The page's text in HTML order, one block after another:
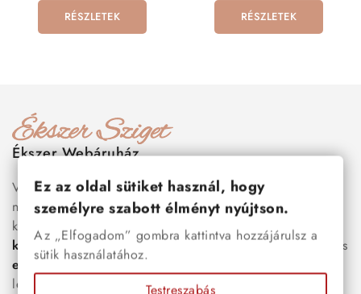
RÉSZLETEK RÉSZLETEK
Ékszer Webáruház
Válogass több száz prémium minőségű, stílusos és tartós
nemesacél ékszer és orvosi fém ékszer közül, amelyek
között megtalálhatók a legnépszerűbb darabok is:
karkötők, nőinyakláncok,karikagyűrűk,fülbevalók
és
esküvői kiegészítőkegyaránt. Webáruházunkban a
legújabb trendeket követő, mégis időtálló ékszerek közül
Ez az oldal sütiket használ, hogy
személyre szabott élményt nyújtson.
Az „Elfogadom” gombra kattintva hozzájárulsz a
sütik használatához.
Testreszabás